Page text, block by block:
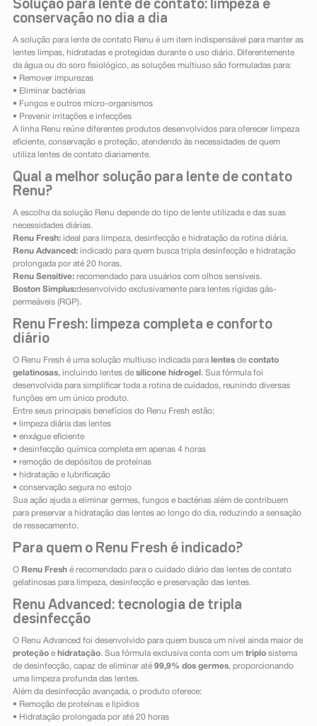
Solução para lente de contato: limpeza e
conservação no dia a dia
A solução para lente de contato Renu é um item indispensável para manter as
lentes limpas, hidratadas e protegidas durante o uso diário. Diferentemente
da água ou do soro fisiológico, as soluções multiuso são formuladas para:
• Remover impurezas
• Eliminar bactérias
• Fungos e outros micro-organismos
• Prevenir irritações e infecções
A linha Renu reúne diferentes produtos desenvolvidos para oferecer limpeza
eficiente, conservação e proteção, atendendo às necessidades de quem
utiliza lentes de contato diariamente.
Qual a melhor solução para lente de contato
Renu?
A escolha da solução Renu depende do tipo de lente utilizada e das suas
necessidades diárias.
Renu Fresh:ideal para limpeza, desinfecção e hidratação da rotina diária.
Renu Advanced:indicado para quem busca tripla desinfecção e hidratação
prolongada por até 20 horas.
Renu Sensitive:recomendado para usuários com olhos sensíveis.
Boston Simplus:desenvolvido exclusivamente para lentes rígidas gás-
permeáveis (RGP).
Renu Fresh: limpeza completa e conforto
diário
O Renu Fresh é uma solução multiuso indicada para lentesde contato
gelatinosas, incluindo lentes de silicone hidrogel . Sua fórmula foi
desenvolvida para simplificar toda a rotina de cuidados, reunindo diversas
funções em um único produto.
Entre seus principais benefícios do Renu Fresh estão:
• limpeza diária das lentes
• enxágue eficiente
• desinfecção química completa em apenas 4 horas
• remoção de depósitos de proteínas
• hidratação e lubrificação
• conservação segura no estojo
Sua ação ajuda a eliminar germes, fungos e bactérias além de contribuem
para preservar a hidratação das lentes ao longo do dia, reduzindo a sensação
de ressecamento.
Para quem o Renu Fresh é indicado?
O Renu Freshé recomendado para o cuidado diário das lentes de contato
gelatinosas para limpeza, desinfecção e preservação das lentes.
Renu Advanced: tecnologia de tripla
desinfecção
O Renu Advanced foi desenvolvido para quem busca um nível ainda maior de
proteçãoe hidratação. Sua fórmula exclusiva conta com um triplosistema
de desinfecção, capaz de eliminar até 99,9% dos germes, proporcionando
uma limpeza profunda das lentes.
Além da desinfecção avançada, o produto oferece:
• Remoção de proteínas e lipídios
• Hidratação prolongada por até 20 horas